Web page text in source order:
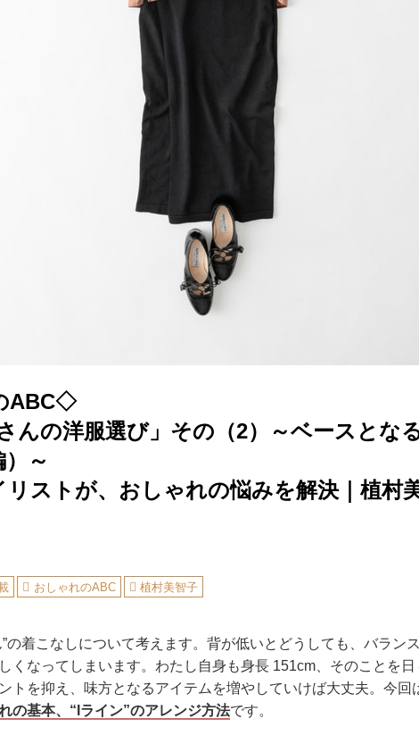
ABC◇
んの洋服選び」その（2）～ベースとな
～
リストが、おしゃれの悩みを解決｜植村
おしゃれのABC 植村美智子
”の着こなしについて考えます。背が低いとどうしても、バラン
くなってしまいます。わたし自身も身長 151cm、そのことを
トを抑え、味方となるアイテムを増やしていけば大丈夫。今回
の基本、“Iライン”のアレンジ方法です。